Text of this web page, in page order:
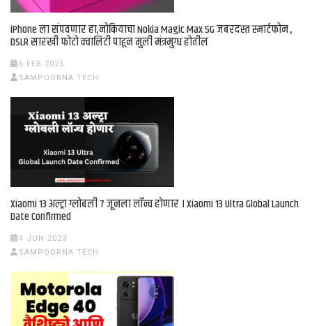
iPhone ला संपवणार हा,नोकियाचा Nokia Magic Max 5G जबरदस्त स्मार्टफोन ,
DSLR सारखी फोटो क्वालिटी पाहून मुली मंत्रमुग्ध होतील
6 FEB 2025
SAMPOORNA TECH
Xiaomi 13 अल्ट्रा ग्लोबली 7 जूनला लॉन्च होणार । Xiaomi 13 Ultra Global Launch
Date Confirmed
4 JUN 2023
SAMPOORNA TECH